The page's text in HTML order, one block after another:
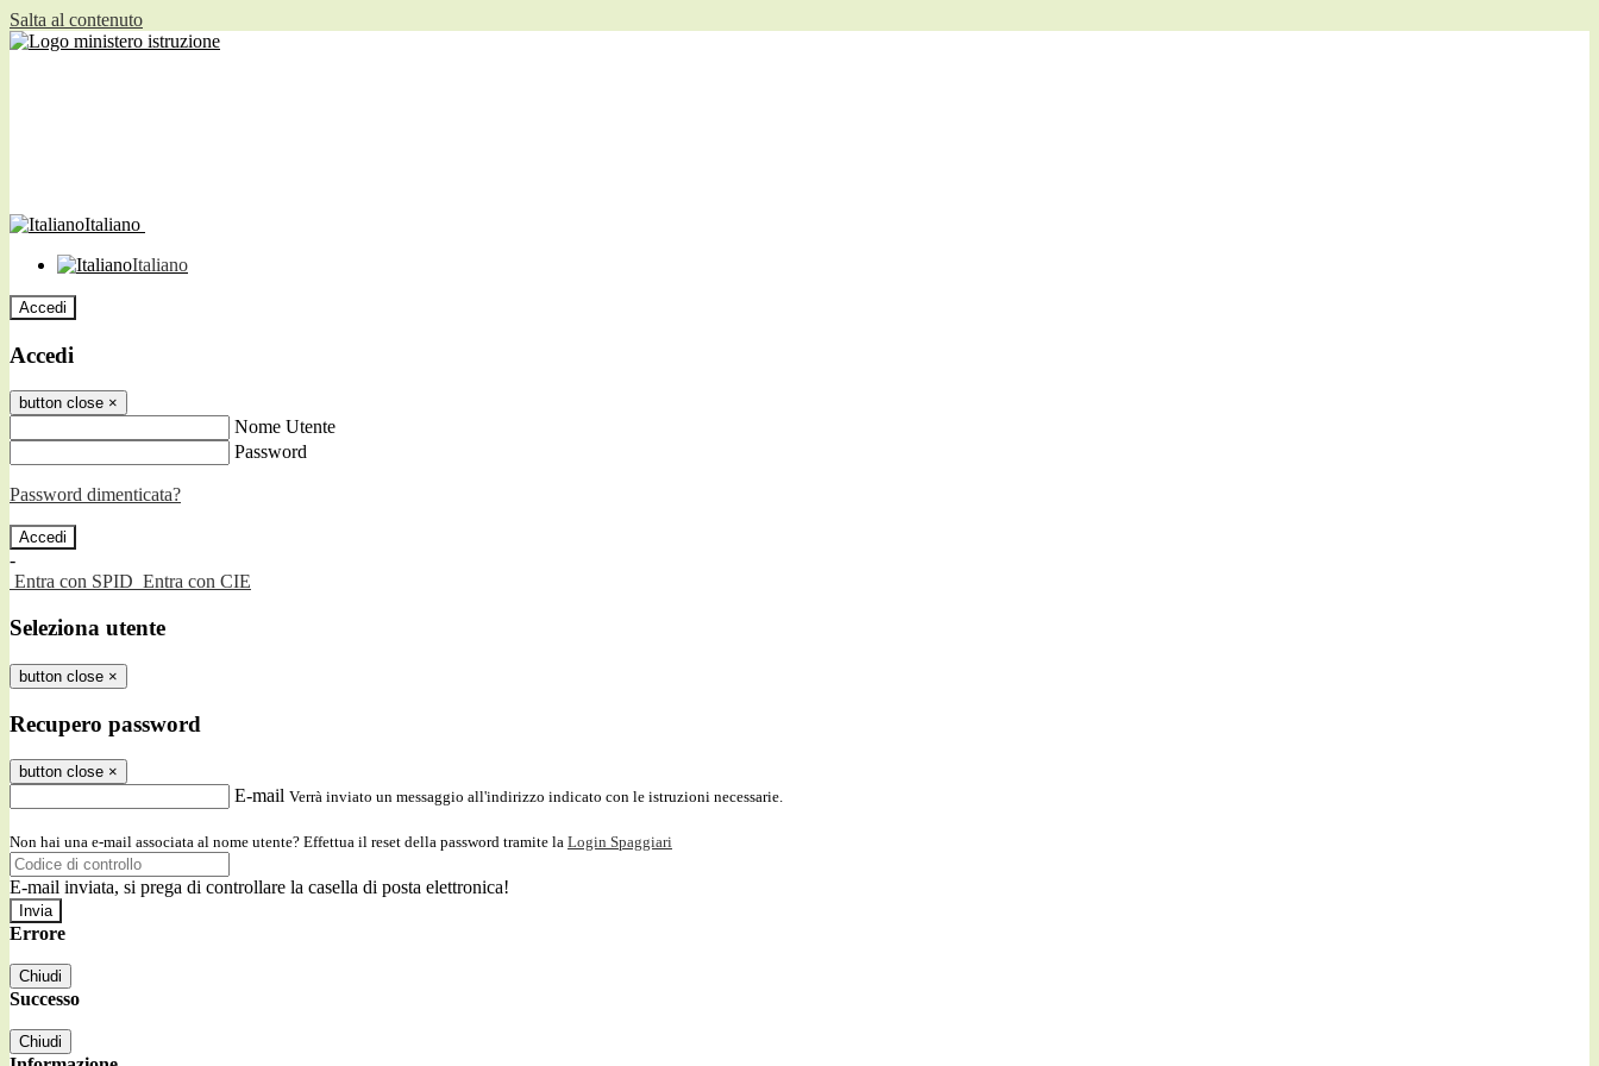
Salta al contenuto
Italiano
Italiano
Accedi
Accedi
button close ×
Nome Utente
Password
Password dimenticata?
-
Entra con SPID Entra con CIE
Seleziona utente
button close ×
Recupero password
button close ×
E-mail Verrà inviato un messaggio all'indirizzo indicato con le istruzioni necessarie.
Non hai una e-mail associata al nome utente? Effettua il reset della password tramite la Login Spaggiari
E-mail inviata, si prega di controllare la casella di posta elettronica!
Errore
Chiudi
Successo
Chiudi